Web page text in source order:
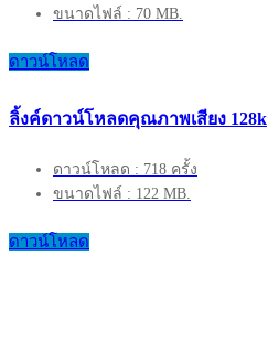
ขนาดไฟล์ : 70 MB.
ดาวน์โหลด
ลิ้งค์ดาวน์โหลดคุณภาพเสียง 128k
ดาวน์โหลด : 718 ครั้ง
ขนาดไฟล์ : 122 MB.
ดาวน์โหลด